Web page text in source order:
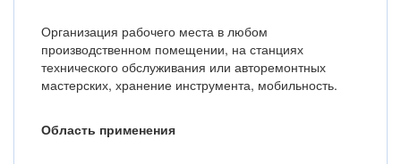
Организация рабочего места в любом
производственном помещении, на станциях
технического обслуживания или авторемонтных
мастерских, хранение инструмента, мобильность.
Область применения